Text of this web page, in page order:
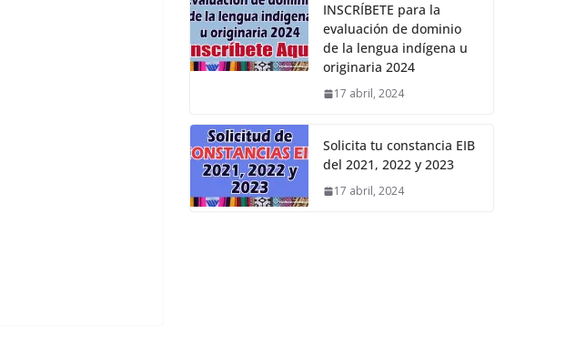
INSCRÍBETE para la
evaluación de dominio
de la lengua indígena u
originaria 2024
17 abril, 2024
Solicita tu constancia EIB
del 2021, 2022 y 2023
17 abril, 2024